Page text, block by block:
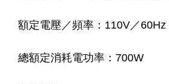
額定電壓／頻率：110V／60Hz
總額定消耗電功率：700W